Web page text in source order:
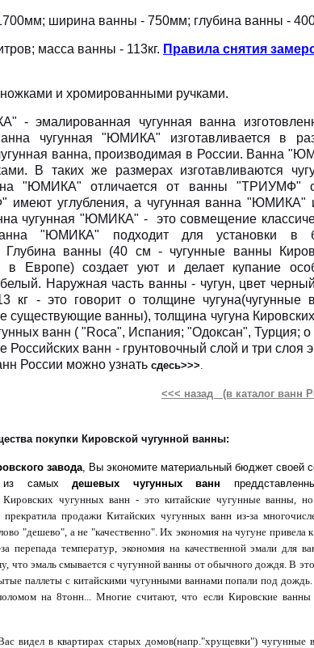
ширина ванны - 750мм; глубина ванны -
масса ванны - 113кг. Правила снятия
и хромированными ручками.
- эмалированная чугунная ванна
чугунная "ЮМИКА" изготавливается в
ванна, производимая в России. Ванна
В таких же размерах изготавливаются
"ЮМИКА" отличается от ванны "ТРИУМФ"
углубления, а чугунная ванна "ЮМИКА"
чугунная "ЮМИКА" - это совмещение
"ЮМИКА" подходит для установки в
Глубина ванны (40 см - чугунные ванны
Европе) создает уют и делает купание
Наружная часть ванны - чугун, цвет
кг - это говорит о толщине чугуна(чугунные
существующие ванны), толщина чугуна
ванн ( "Roca", Испания; "Одоксан", Турция; о
ванн - грунтовочный слой и три слоя
России можно узнать сдесь>>>.
<<< назад (в каталог ванн
покупки Кировской чугунной ванны:
завода, Вы экономите материальный бюджет своей
самыхдешевых чугунных ванн
Кировских чугунных ванн - это китайские чугунные ванны,
продажи Китайских чугунных ванн из-за
"дешево", а не "качественно". Их экономия на чугуне привела
перепада температур, экономия на качественной эмали для
что эмаль смывается с чугунной ванны от обычного дождя. В
паллеты с китайскими чугунными ваннами попали под
на 8тонн... Многие считают, что если Кировские ванны
видел в квартирах старых домов(напр."хрущевки") чугунные